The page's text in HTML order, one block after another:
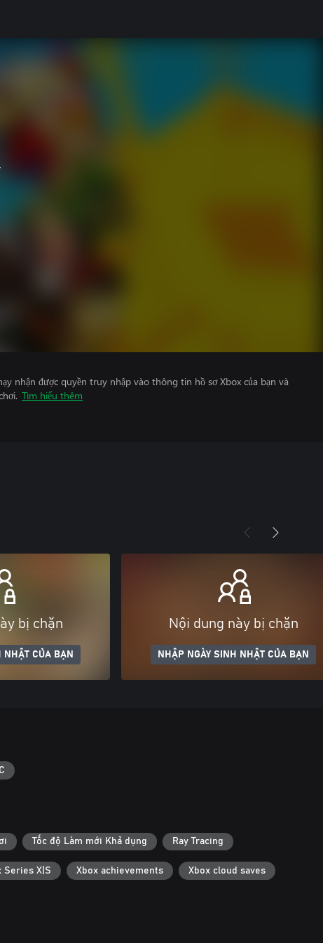
nhận được quyền truy nhập vào thông tin hồ sơ Xbox của bạn và
Tìm hiểu thêm
bị chặn
NHẬT CỦA BẠN
Nội dung này bị chặn
NHẬP NGÀY SINH NHẬT CỦA BẠN
Tốc độ Làm mới Khả dụng Ray Tracing
Series X|S Xbox achievements Xbox cloud saves